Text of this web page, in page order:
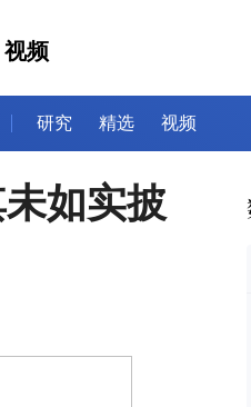
视频
研究 精选 视频
如实披